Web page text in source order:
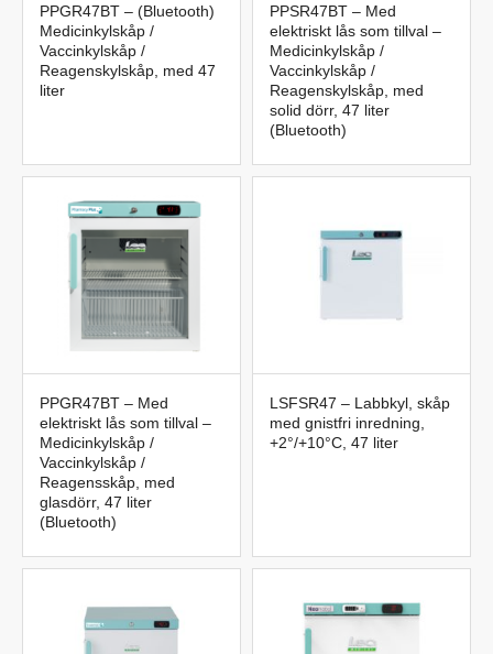
PPGR47BT – (Bluetooth)
Medicinkylskåp /
Vaccinkylskåp /
Reagenskylskåp, med 47
liter
PPSR47BT – Med
elektriskt lås som tillval –
Medicinkylskåp /
Vaccinkylskåp /
Reagenskylskåp, med
solid dörr, 47 liter
(Bluetooth)
PPGR47BT – Med
elektriskt lås som tillval –
Medicinkylskåp /
Vaccinkylskåp /
Reagensskåp, med
glasdörr, 47 liter
(Bluetooth)
LSFSR47 – Labbkyl, skåp
med gnistfri inredning,
+2°/+10°C, 47 liter